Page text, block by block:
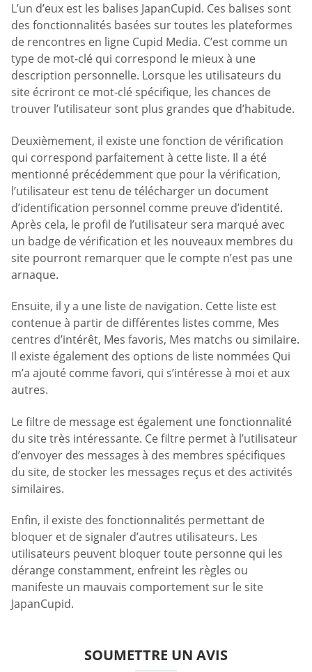
L’un d’eux est les balises JapanCupid. Ces balises sont
des fonctionnalités basées sur toutes les plateformes
de rencontres en ligne Cupid Media. C’est comme un
type de mot-clé qui correspond le mieux à une
description personnelle. Lorsque les utilisateurs du
site écriront ce mot-clé spécifique, les chances de
trouver l’utilisateur sont plus grandes que d’habitude.
Deuxièmement, il existe une fonction de vérification
qui correspond parfaitement à cette liste. Il a été
mentionné précédemment que pour la vérification,
l’utilisateur est tenu de télécharger un document
d’identification personnel comme preuve d’identité.
Après cela, le profil de l’utilisateur sera marqué avec
un badge de vérification et les nouveaux membres du
site pourront remarquer que le compte n’est pas une
arnaque.
Ensuite, il y a une liste de navigation. Cette liste est
contenue à partir de différentes listes comme, Mes
centres d’intérêt, Mes favoris, Mes matchs ou similaire.
Il existe également des options de liste nommées Qui
m’a ajouté comme favori, qui s’intéresse à moi et aux
autres.
Le filtre de message est également une fonctionnalité
du site très intéressante. Ce filtre permet à l’utilisateur
d’envoyer des messages à des membres spécifiques
du site, de stocker les messages reçus et des activités
similaires.
Enfin, il existe des fonctionnalités permettant de
bloquer et de signaler d’autres utilisateurs. Les
utilisateurs peuvent bloquer toute personne qui les
dérange constamment, enfreint les règles ou
manifeste un mauvais comportement sur le site
JapanCupid.
SOUMETTRE UN AVIS